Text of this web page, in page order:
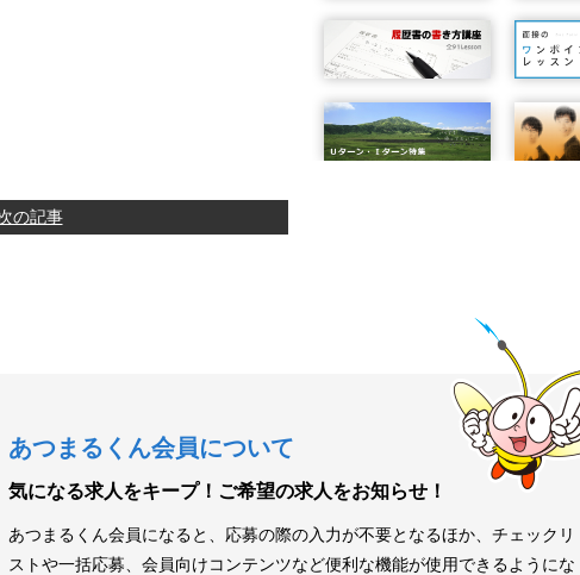
の記事
あつまるくん会員について
気になる求人をキープ！ ご希望の求人をお知らせ！
あつまるくん会員になると、応募の際の入力が不要となるほか、チェックリ
ストや一括応募、会員向けコンテンツなど便利な機能が使用できるようにな